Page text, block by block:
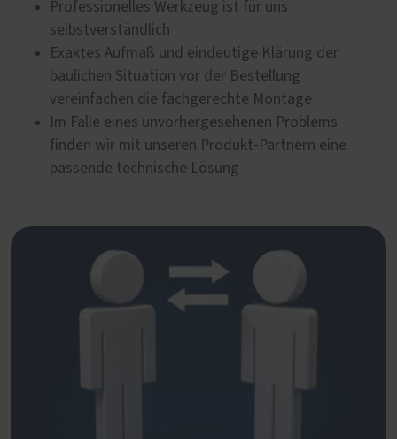
Professionelles Werkzeug ist für uns
selbstverständlich
Exaktes Aufmaß und eindeutige Klärung der
baulichen Situation vor der Bestellung
vereinfachen die fachgerechte Montage
Im Falle eines unvorhergesehenen Problems
finden wir mit unseren Produkt-Partnern eine
passende technische Lösung